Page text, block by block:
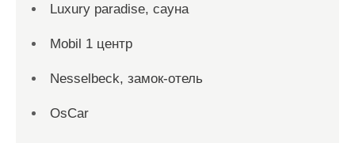
Luxury paradise, сауна
Mobil 1 центр
Nesselbeck, замок-отель
OsCar